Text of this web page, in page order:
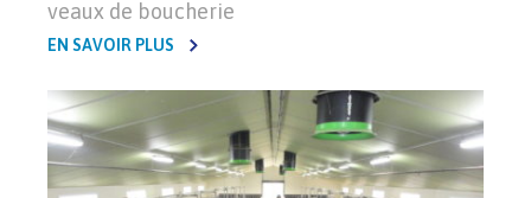
veaux de boucherie
EN SAVOIR PLUS